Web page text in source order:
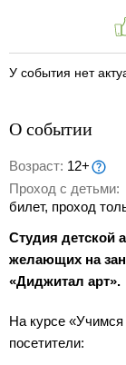
У события нет
О событии
Возраст: 12+
Проход с детьми:
билет, проход
Студия детской
желающих на
«Диджитал арт».
На курсе
посетители: